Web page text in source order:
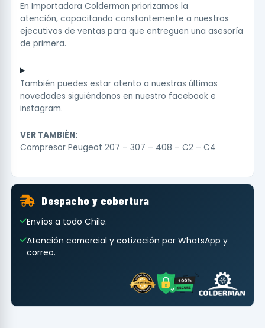
En Importadora Colderman priorizamos la
atención, capacitando constantemente a nuestros
ejecutivos de ventas para que entreguen una asesoría
de primera.
También puedes estar atento a nuestras últimas
novedades siguiéndonos en nuestro facebooke
instagram.
VER TAMBIÉN:
Compresor Peugeot 207 – 307 – 408 – C2 – C4
Despacho y cobertura
Envíos a todo Chile.
Atención comercial y cotización por WhatsApp y
correo.